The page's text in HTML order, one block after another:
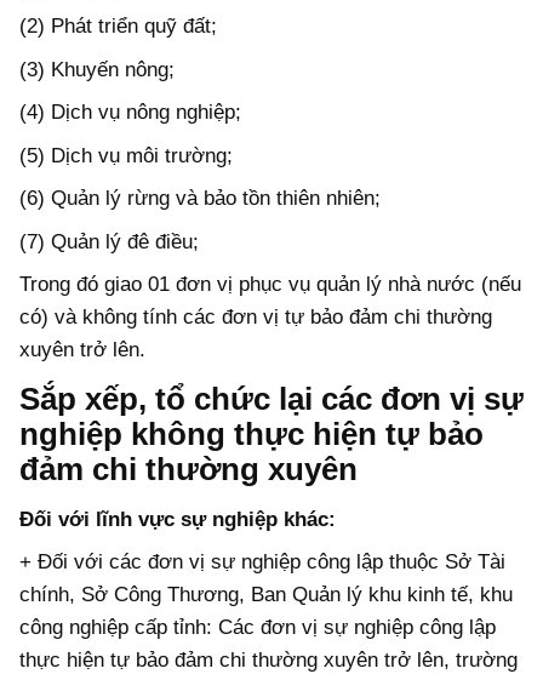
(2) Phát triển quỹ đất;
(3) Khuyến nông;
(4) Dịch vụ nông nghiệp;
(5) Dịch vụ môi trường;
(6) Quản lý rừng và bảo tồn thiên nhiên;
(7) Quản lý đê điều;
Trong đó giao 01 đơn vị phục vụ quản lý nhà nước (nếu
có) và không tính các đơn vị tự bảo đảm chi thường
xuyên trở lên.
Sắp xếp, tổ chức lại các đơn vị sự
nghiệp không thực hiện tự bảo
đảm chi thường xuyên
Đối với lĩnh vực sự nghiệp khác:
+ Đối với các đơn vị sự nghiệp công lập thuộc Sở Tài
chính, Sở Công Thương, Ban Quản lý khu kinh tế, khu
công nghiệp cấp tỉnh: Các đơn vị sự nghiệp công lập
thực hiện tự bảo đảm chi thường xuyên trở lên, trường